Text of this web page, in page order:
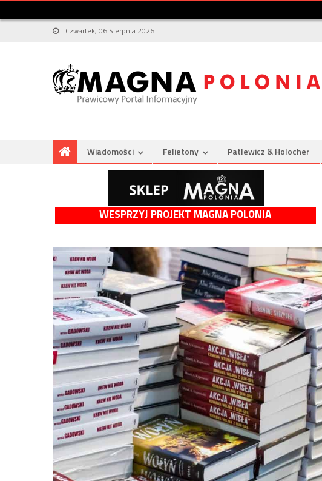
Czwartek, 06 Sierpnia 2026
Wiadomości Felietony Patlewicz & Holocher
WESPRZYJ PROJEKT MAGNA POLONIA